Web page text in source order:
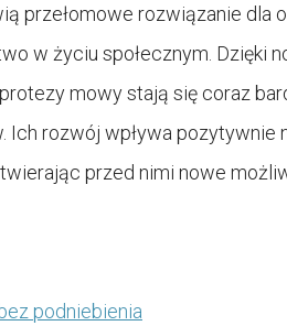
przełomowe rozwiązanie dla
w życiu społecznym. Dzięki
mowy stają się coraz
Ich rozwój wpływa pozytywnie
przed nimi nowe
podniebienia